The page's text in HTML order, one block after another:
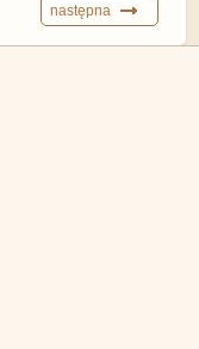
następna